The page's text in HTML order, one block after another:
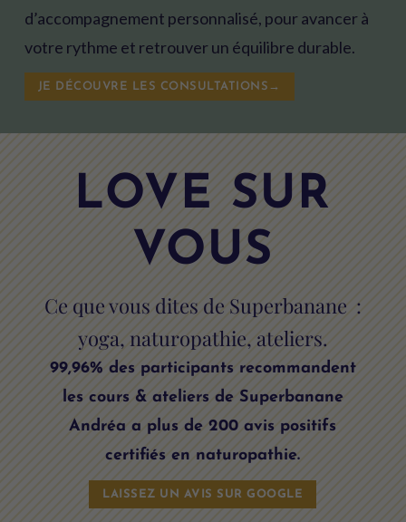
d’accompagnement personnalisé, pour avancer à
votre rythme et retrouver un équilibre durable.
JE DÉCOUVRE LES CONSULTATIONS→
LOVE SUR
VOUS
Ce que vous dites de Superbanane :
yoga, naturopathie, ateliers.
99,96% des participants recommandent
les cours & ateliers de Superbanane
Andréa a plus de 200 avis positifs
certifiés en naturopathie.
LAISSEZ UN AVIS SUR GOOGLE